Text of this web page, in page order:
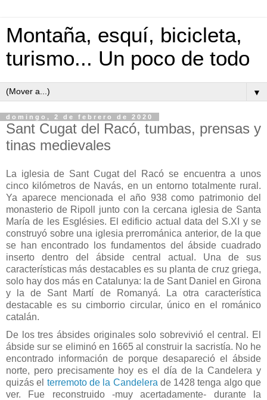
Montaña, esquí, bicicleta,
turismo... Un poco de todo
▼
domingo, 2 de febrero de 2020
Sant Cugat del Racó, tumbas, prensas y
tinas medievales
La iglesia de Sant Cugat del Racó se encuentra a unos
cinco kilómetros de Navás, en un entorno totalmente rural.
Ya aparece mencionada el año 938 como patrimonio del
monasterio de Ripoll junto con la cercana iglesia de Santa
María de les Esglésies. El edificio actual data del S.XI y se
construyó sobre una iglesia prerrománica anterior, de la que
se han encontrado los fundamentos del ábside cuadrado
inserto dentro del ábside central actual. Una de sus
características más destacables es su planta de cruz griega,
solo hay dos más en Catalunya: la de Sant Daniel en Girona
y la de Sant Martí de Romanyá. La otra característica
destacable es su cimborrio circular, único en el románico
catalán.
De los tres ábsides originales solo sobrevivió el central. El
ábside sur se eliminó en 1665 al construir la sacristía. No he
encontrado información de porque desapareció el ábside
norte, pero precisamente hoy es el día de la Candelera y
quizás el terremoto de la Candelera de 1428 tenga algo que
ver. Fue reconstruido -muy acertadamente- durante la